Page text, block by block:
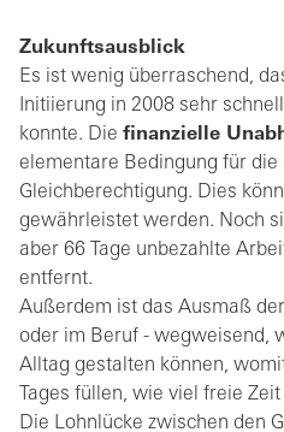
Zukunftsausblick
Es ist wenig überraschend,
Initiierung in 2008 sehr
konnte. Die finanzielle
elementare Bedingung für die
Gleichberechtigung. Dies
gewährleistet werden. Noch
aber 66 Tage unbezahlte
entfernt.
Außerdem ist das Ausmaß
oder im Beruf - wegweisend,
Alltag gestalten können,
Tages füllen, wie viel freie
Die Lohnlücke zwischen den